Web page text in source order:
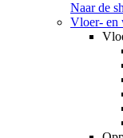
Naar de
Vloer- en